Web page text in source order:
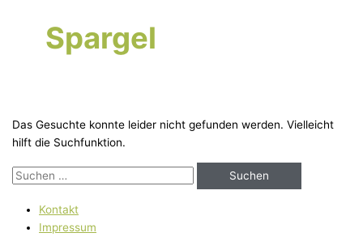
Spargel
Das Gesuchte konnte leider nicht gefunden werden. Vielleicht
hilft die Suchfunktion.
Kontakt
Impressum